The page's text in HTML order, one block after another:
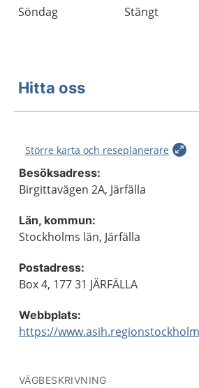
Söndag
Stängt
Hitta oss
Större karta och reseplanerare
Besöksadress:
Birgittavägen 2A, Järfälla
Län, kommun:
Stockholms län, Järfälla
Postadress:
Box 4, 177 31 JÄRFÄLLA
Webbplats:
https://
VÄGBESKRIVNING